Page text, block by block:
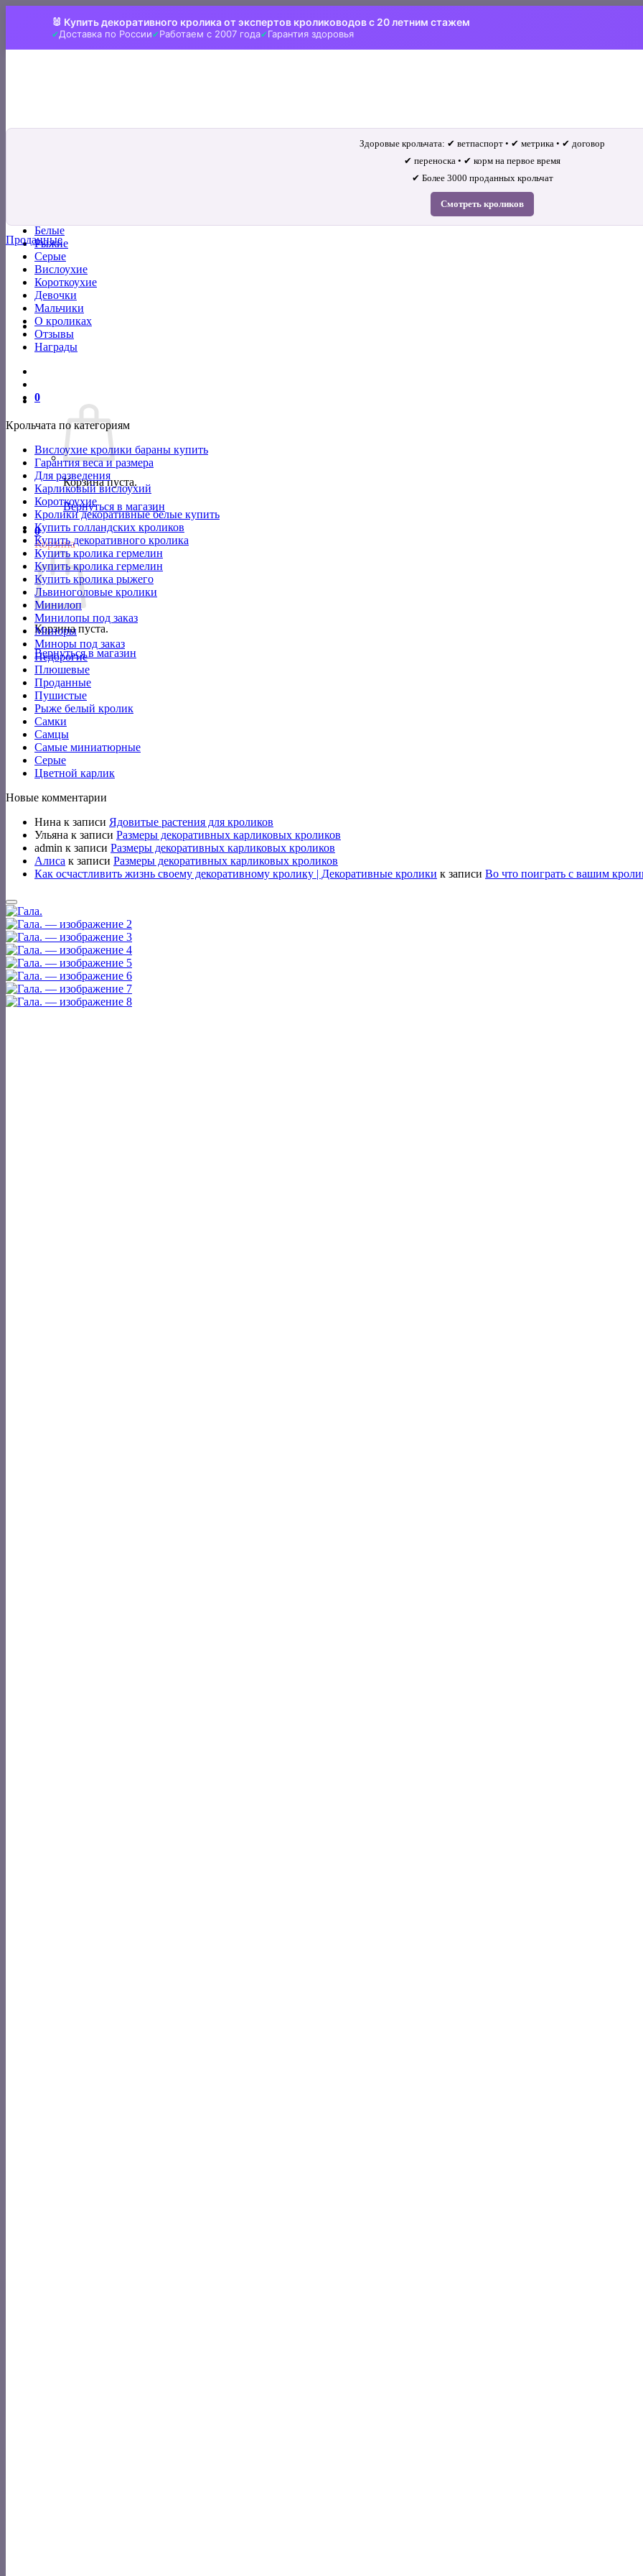
🐰 Купить декоративного кролика от экспертов кролиководов с 20 летним стажем
Доставка по России Работаем с 2007 года Гарантия здоровья
Белые
Рыжие
Серые
Вислоухие
Короткоухие
Девочки
Мальчики
О кроликах
Отзывы
Награды
0
Корзина пуста.
Вернуться в магазин
0
Корзина
Корзина пуста.
Вернуться в магазин
Здоровые крольчата: ✔ ветпаспорт • ✔ метрика • ✔ договор
✔ переноска • ✔ корм на первое время
✔ Более 3000 проданных крольчат
Смотреть кроликов
Проданные
Крольчата по категориям
Вислоухие кролики бараны купить
Гарантия веса и размера
Для разведения
Карликовый вислоухий
Короткоухие
Кролики декоративные белые купить
Купить голландских кроликов
Купить декоративного кролика
Купить кролика гермелин
Купить кролика гермелин
Купить кролика рыжего
Львиноголовые кролики
Минилоп
Минилопы под заказ
Миноры
Миноры под заказ
Недорогие
Плюшевые
Проданные
Пушистые
Рыже белый кролик
Самки
Самцы
Самые миниатюрные
Серые
Цветной карлик
Новые комментарии
Нина к записи Ядовитые растения для кроликов
Ульяна к записи Размеры декоративных карликовых кроликов
admin к записи Размеры декоративных карликовых кроликов
Алиса к записи Размеры декоративных карликовых кроликов
Как осчастливить жизнь своему декоративному кролику | Декоративные кролики к записи Во что поиграть с вашим